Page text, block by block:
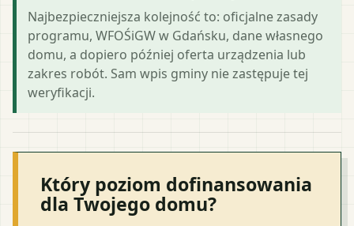
Najbezpieczniejsza kolejność to: oficjalne zasady
programu, WFOŚiGW w Gdańsku, dane własnego
domu, a dopiero później oferta urządzenia lub
zakres robót. Sam wpis gminy nie zastępuje tej
weryfikacji.
Który poziom dofinansowania
dla Twojego domu?